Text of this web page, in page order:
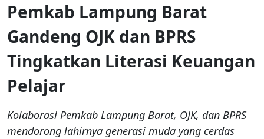
Pemkab Lampung Barat
Gandeng OJK dan BPRS
Tingkatkan Literasi Keuangan
Pelajar
Kolaborasi Pemkab Lampung Barat, OJK, dan BPRS
mendorong lahirnya generasi muda yang cerdas